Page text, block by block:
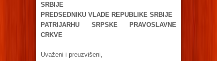
SRBIJE
PREDSEDNIKU VLADE REPUBLIKE SRBIJE
PATRIJARHU SRPSKE PRAVOSLAVNE
CRKVE
Uvaženi i preuzvišeni,